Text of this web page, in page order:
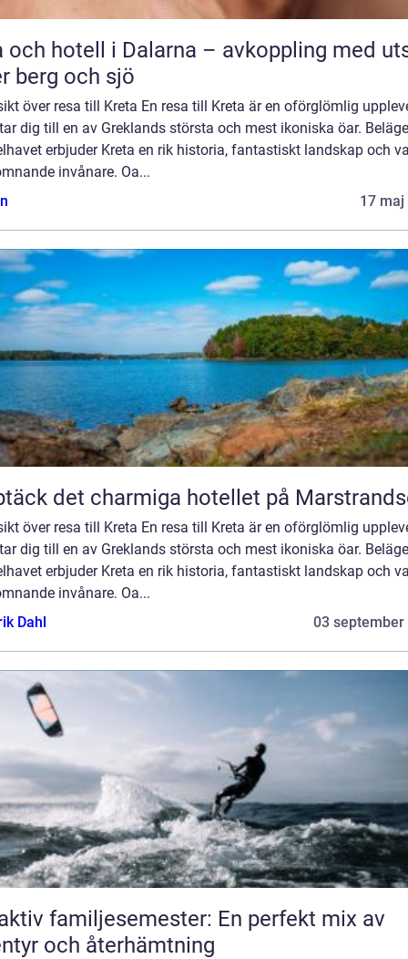
och hotell i Dalarna – avkoppling med
berg och sjö
över resa till Kreta En resa till Kreta är en oförglömlig
dig till en av Greklands största och mest ikoniska öar.
erbjuder Kreta en rik historia, fantastiskt landskap och
invånare. Oa...
17 maj
det charmiga hotellet på
över resa till Kreta En resa till Kreta är en oförglömlig
dig till en av Greklands största och mest ikoniska öar.
erbjuder Kreta en rik historia, fantastiskt landskap och
invånare. Oa...
Dahl
03 september
familjesemester: En perfekt mix av
och återhämtning